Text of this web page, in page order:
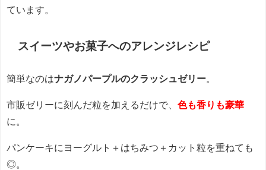
ています。
スイーツやお菓子へのアレンジレシピ
簡単なのはナガノパープルのクラッシュゼリー
市販ゼリーに刻んだ粒を加えるだけで、 色も香りも豪華
に。
パンケーキにヨーグルト＋はちみつ＋カット粒を重ねても
◎。